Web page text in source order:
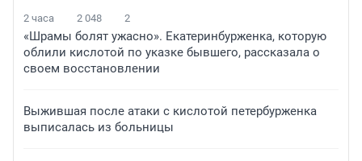
2 часа 2 048 2
«Шрамы болят ужасно». Екатеринбурженка, которую
облили кислотой по указке бывшего, рассказала о
своем восстановлении
Выжившая после атаки с кислотой петербурженка
выписалась из больницы